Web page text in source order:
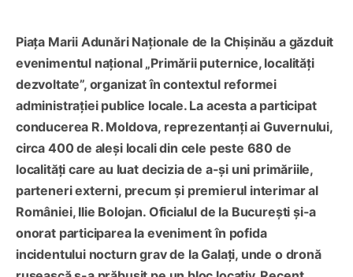
Piața Marii Adunări Naționale de la Chișinău a găzduit
evenimentul național „Primării puternice, localități
dezvoltate”, organizat în contextul reformei
administrației publice locale. La acesta a participat
conducerea R. Moldova, reprezentanți ai Guvernului,
circa 400 de aleși locali din cele peste 680 de
localități care au luat decizia de a-și uni primăriile,
parteneri externi, precum și premierul interimar al
României, Ilie Bolojan. Oficialul de la București și-a
onorat participarea la eveniment în pofida
incidentului nocturn grav de la Galați, unde o dronă